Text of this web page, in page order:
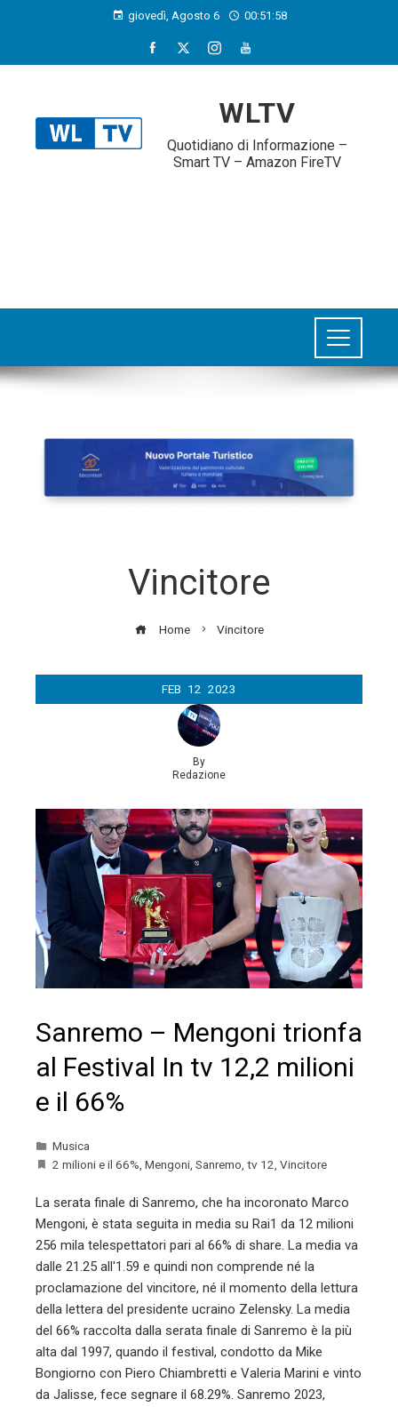
giovedì, Agosto 6 00:51:58
WLTV
Quotidiano di Informazione –
Smart TV – Amazon FireTV
Vincitore
Home Vincitore
FEB 12 2023
By
Redazione
Sanremo – Mengoni trionfa
al Festival In tv 12,2 milioni
e il 66%
Musica
2 milioni e il 66%, Mengoni, Sanremo, tv 12, Vincitore
La serata finale di Sanremo, che ha incoronato Marco
Mengoni, è stata seguita in media su Rai1 da 12 milioni
256 mila telespettatori pari al 66% di share. La media va
dalle 21.25 all'1.59 e quindi non comprende né la
proclamazione del vincitore, né il momento della lettura
della lettera del presidente ucraino Zelensky. La media
del 66% raccolta dalla serata finale di Sanremo è la più
alta dal 1997, quando il festival, condotto da Mike
Bongiorno con Piero Chiambretti e Valeria Marini e vinto
da Jalisse, fece segnare il 68.29%. Sanremo 2023,